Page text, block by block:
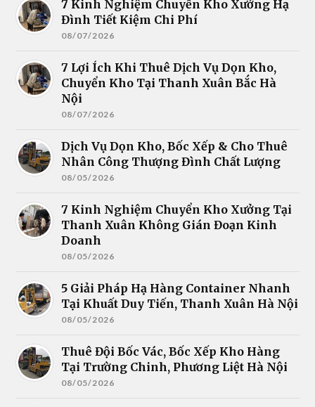
7 Kinh Nghiệm Chuyển Kho Xưởng Hạ
Đình Tiết Kiệm Chi Phí
08/07/2026
7 Lợi Ích Khi Thuê Dịch Vụ Dọn Kho,
Chuyển Kho Tại Thanh Xuân Bắc Hà
Nội
08/07/2026
Dịch Vụ Dọn Kho, Bốc Xếp & Cho Thuê
Nhân Công Thượng Đình Chất Lượng
08/05/2026
7 Kinh Nghiệm Chuyển Kho Xưởng Tại
Thanh Xuân Không Gián Đoạn Kinh
Doanh
08/05/2026
5 Giải Pháp Hạ Hàng Container Nhanh
Tại Khuất Duy Tiến, Thanh Xuân Hà Nội
08/05/2026
Thuê Đội Bốc Vác, Bốc Xếp Kho Hàng
Tại Trường Chinh, Phương Liệt Hà Nội
08/05/2026